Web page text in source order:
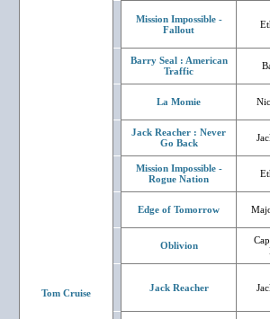
Tom Cruise
Mission Impossible -
Fallout
Barry Seal : American
Traffic
La Momie
Jack Reacher : Never
Go Back
Mission Impossible -
Rogue Nation
Edge of Tomorrow
Oblivion
Jack Reacher